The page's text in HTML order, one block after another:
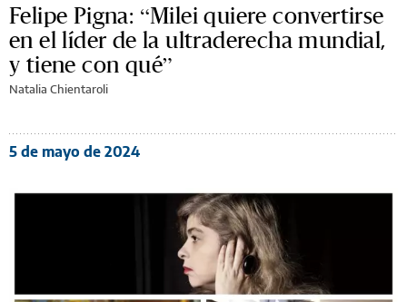
Felipe Pigna: “Milei quiere convertirse
en el líder de la ultraderecha mundial,
y tiene con qué”
Natalia Chientaroli
5 de mayo de 2024